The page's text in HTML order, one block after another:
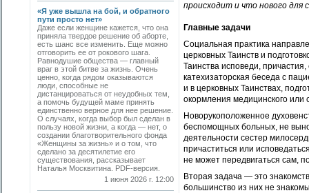
«Я уже вышла на бой, и обратного
пути просто нет»
Даже если женщине кажется, что она
приняла твердое решение об аборте,
есть шанс все изменить. Еще можно
отговорить ее от рокового шага.
Равнодушие общества — главный
враг в этой битве за жизнь. Очень
ценно, когда рядом оказываются
люди, способные не
дистанцироваться от неудобных тем,
а помочь будущей маме принять
единственно верное для нее решение.
О случаях, когда выбор был сделан в
пользу новой жизни, а когда — нет, о
создании благотворительного фонда
«Женщины за жизнь» и о том, что
сделано за десятилетие его
существования, рассказывает
Наталья Москвитина. PDF-версия.
1 июня 2026 г. 12:00
происходит и что нового
Главные задачи
Социальная практика
церковных Таинств и
Таинства исповеди,
катехизаторская беседа с
и в церковных Таинствах,
окормления медицинского или
Новорукоположенное
беспомощных больных, не
деятельности сестер
причаститься или
не может передвигаться сам,
Вторая задача — это
большинство из них не